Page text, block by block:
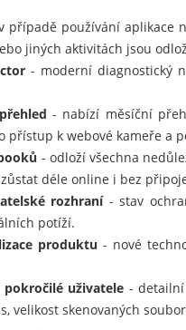
případě používání aplikace
jiných aktivitách jsou
- moderní diagnostický
- nabízí měsíční
přístup k webové kameře a
- odloží všechna
déle online i bez
rozhraní- stav
potíží.
produktu - nové
uživatele -
velikost skenovaných